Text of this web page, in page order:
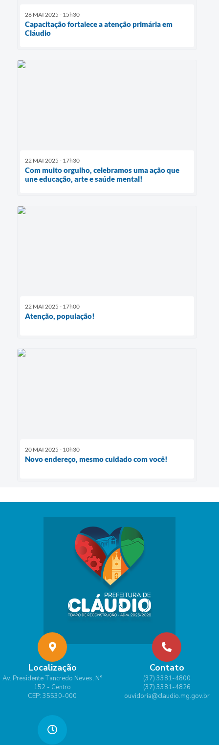
26 MAI 2025 - 15h30
Capacitação fortalece a atenção primária em
Cláudio
22 MAI 2025 - 17h30
Com muito orgulho, celebramos uma ação que
une educação, arte e saúde mental!
22 MAI 2025 - 17h00
Atenção, população!
20 MAI 2025 - 10h30
Novo endereço, mesmo cuidado com você!
Localização
Av. Presidente Tancredo Neves, N°
152 - Centro
CEP: 35530-000
Contato
(37) 3381-4800
(37) 3381-4826
ouvidoria@claudio.mg.gov.br